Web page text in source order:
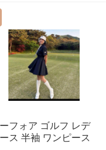
フォア ゴルフ レデ
ス 半袖 ワンピース